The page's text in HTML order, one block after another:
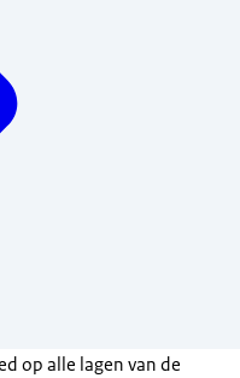
op alle lagen van de